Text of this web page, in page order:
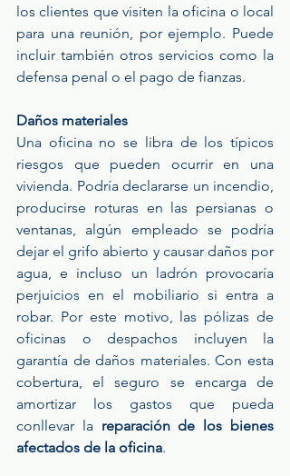
los clientes que visiten la oficina o local
para una reunión, por ejemplo. Puede
incluir también otros servicios como la
defensa penal o el pago de fianzas.
Daños materiales
Una oficina no se libra de los típicos
riesgos que pueden ocurrir en una
vivienda. Podría declararse un incendio,
producirse roturas en las persianas o
ventanas, algún empleado se podría
dejar el grifo abierto y causar daños por
agua, e incluso un ladrón provocaría
perjuicios en el mobiliario si entra a
robar. Por este motivo, las pólizas de
oficinas o despachos incluyen la
garantía de daños materiales. Con esta
cobertura, el seguro se encarga de
amortizar los gastos que pueda
conllevar la reparación de los bienes
afectados de la oficina.